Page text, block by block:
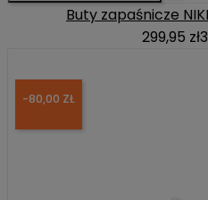
Buty zapaśnicze
299,95 zł
-80,00 ZŁ